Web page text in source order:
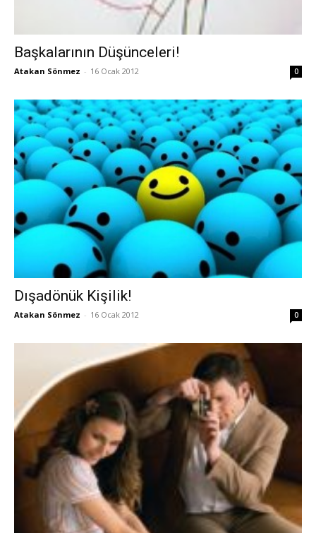
Başkalarının Düşünceleri!
Atakan Sönmez - 16 Ocak 2012 0
Dışadönük Kişilik!
Atakan Sönmez - 16 Ocak 2012 0